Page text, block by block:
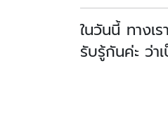
ในวันนี้ ทางเร
รับรู้กันค่ะ ว่า